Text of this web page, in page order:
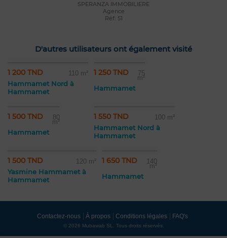
SPERANZA IMMOBILIERE
Agence
Réf: 51
D'autres utilisateurs ont également visité
1 200 TND 110 m²
Hammamet Nord à
Hammamet
1 250 TND 75
m²
Hammamet
1 500 TND 80
m²
Hammamet
1 550 TND 100 m²
Hammamet Nord à
Hammamet
1 500 TND 120 m²
Yasmine Hammamet à
Hammamet
1 650 TND 140
m²
Hammamet
Contactez-nous À propos Conditions légales FAQ's
© 2026 Mubawab SL. Tous droits réservés.